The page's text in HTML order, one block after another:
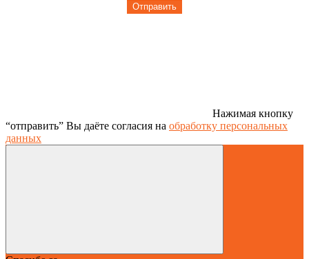
Отправить
Нажимая кнопку
“отправить” Вы даёте согласия на обработку персональных
данных